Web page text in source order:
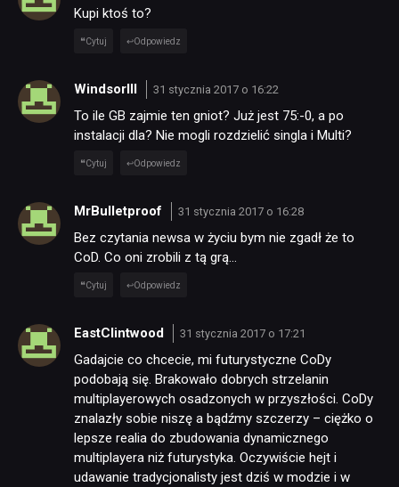
Kupi ktoś to?
Cytuj Odpowiedz
WindsorIII 31 stycznia 2017 o 16:22
To ile GB zajmie ten gniot? Już jest 75:-0, a po
instalacji dla? Nie mogli rozdzielić singla i Multi?
Cytuj Odpowiedz
MrBulletproof 31 stycznia 2017 o 16:28
Bez czytania newsa w życiu bym nie zgadł że to
CoD. Co oni zrobili z tą grą…
Cytuj Odpowiedz
EastClintwood 31 stycznia 2017 o 17:21
Gadajcie co chcecie, mi futurystyczne CoDy
podobają się. Brakowało dobrych strzelanin
multiplayerowych osadzonych w przyszłości. CoDy
znalazły sobie niszę a bądźmy szczerzy – ciężko o
lepsze realia do zbudowania dynamicznego
multiplayera niż futurystyka. Oczywiście hejt i
udawanie tradycjonalisty jest dziś w modzie i w